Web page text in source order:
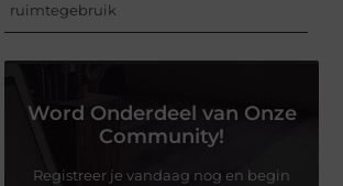
ruimtegebruik
Word Onderdeel van Onze
Community!
Registreer je vandaag nog en begin